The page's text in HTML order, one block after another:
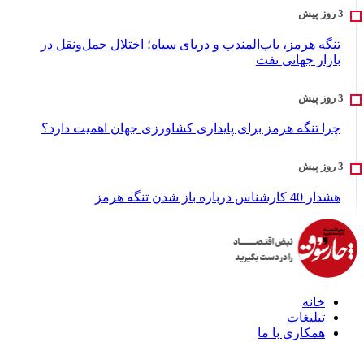
تنگه هرمز، باب‌المندب و دریای سیاه؛ اختلال حمل‌ونقل در
بازار جهانی نفت
چرا تنگه هرمز برای پایداری کشاورزی جهان اهمیت دارد؟
هشدار 40 کارشناس درباره باز شدن تنگه هرمز
خانه
تبلیغات
همکاری با ما